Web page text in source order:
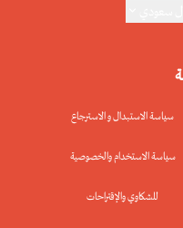
سياسة الاستبدال و الاسترجاع
سياسة الاستخدام والخصوصية
للشكاوي والإقتراحات